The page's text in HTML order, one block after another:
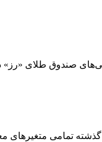
صندوق طلای «رز»
تمامی متغیرهای